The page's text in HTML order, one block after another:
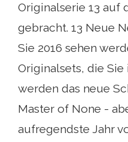
Originalserie 13 auf
gebracht. 13 Neue
Sie 2016 sehen
Originalsets, die Sie
werden das neue
Master of None -
aufregendste Jahr